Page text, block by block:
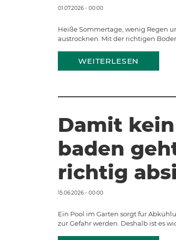
01.07.2026 - 00:00
Heiße Sommertage, wenig Regen
austrocknen. Mit der richtigen
WEITERLESEN
Damit
baden
richtig
15.06.2026 - 00:00
Ein Pool im Garten sorgt für
zur Gefahr werden. Deshalb ist es